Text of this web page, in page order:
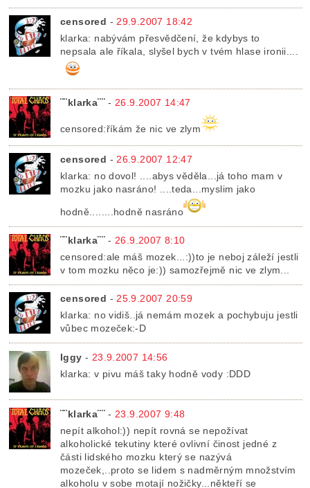
censored - 29.9.2007 18:42
klarka: nabývám přesvědčení, že kdybys to
nepsala ale říkala, slyšel bych v tvém hlase ironii....
¨¨klarka¨¨-26.9.2007 14:47
censored:říkám že nic ve zlym
censored -26.9.2007 12:47
klarka: no dovol! ....abys věděla...já toho mam v
mozku jako nasráno! ....teda...myslim jako
hodně........hodně nasráno
¨¨klarka¨¨-26.9.2007 8:10
censored:ale máš mozek...:))to je neboj záleží jestli
v tom mozku něco je:)) samozřejmě nic ve zlym...
censored -25.9.2007 20:59
klarka: no vidiš..já nemám mozek a pochybuju jestli
vůbec mozeček:-D
Iggy - 23.9.2007 14:56
klarka: v pivu máš taky hodně vody :DDD
¨¨klarka¨¨- 23.9.2007 9:48
nepít alkohol:)) nepít rovná se nepožívat
alkoholické tekutiny které ovlivní činost jedné z
části lidského mozku který se nazývá
mozeček,..proto se lidem s nadměrným množstvím
alkoholu v sobe motají nožičky...někteří se